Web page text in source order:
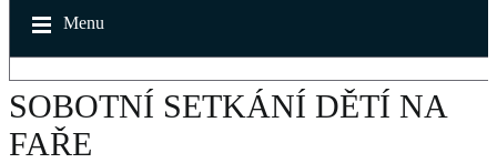
Menu
SOBOTNÍ SETKÁNÍ DĚTÍ NA
FAŘE